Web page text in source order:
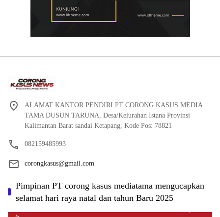
ALAMAT KANTOR PENDIRI PT CORONG KASUS MEDIA
TAMA DUSUN TARUNA, Desa/Kelurahan Istana Provinsi
Kalimantan Barat sandai Ketapang, Kode Pos: 78821
082159485993
corongkasus@gmail.com
Pimpinan PT corong kasus mediatama mengucapkan
selamat hari raya natal dan tahun Baru 2025